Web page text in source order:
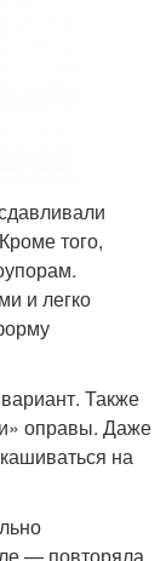
того,
и легко
Также
оправы. Даже
на
— повторяла